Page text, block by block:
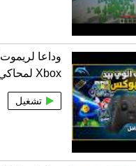
Xbox لمحاكي Dolphin
تشغيل